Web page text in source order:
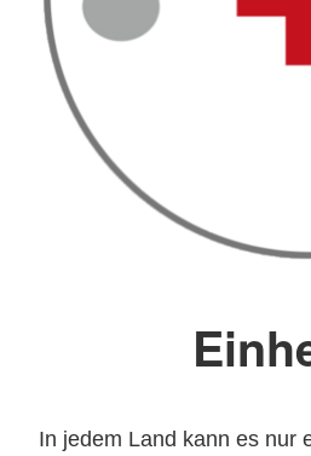
In jedem Land kann es nur